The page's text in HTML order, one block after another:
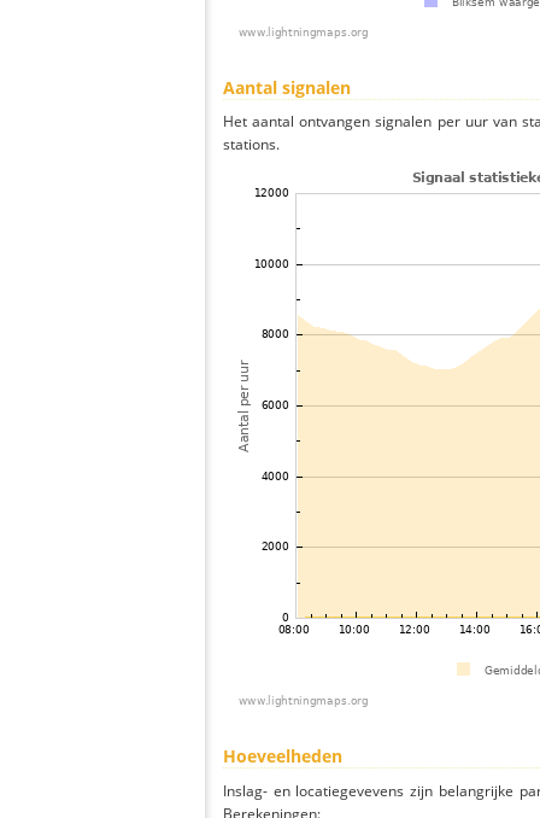
Aantal signalen
Het aantal ontvangen signalen per uur van
stations.
Hoeveelheden
Inslag- en locatiegevevens zijn belangrijke
Berekeningen: